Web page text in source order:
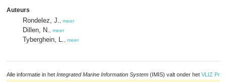
Auteurs
Rondelez, J. meer
Dillen, N. meer
Tyberghein, L. meer
Alle informatie in het Integrated Marine Information System (IMIS) valt onder het VLIZ